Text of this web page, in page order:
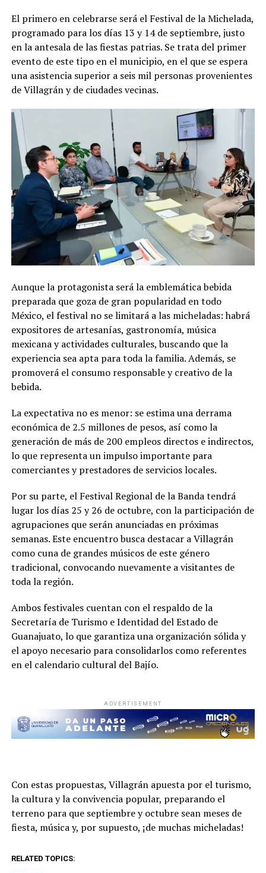
El primero en celebrarse será el Festival de la Michelada,
programado para los días 13 y 14 de septiembre, justo
en la antesala de las fiestas patrias. Se trata del primer
evento de este tipo en el municipio, en el que se espera
una asistencia superior a seis mil personas provenientes
de Villagrán y de ciudades vecinas.
Aunque la protagonista será la emblemática bebida
preparada que goza de gran popularidad en todo
México, el festival no se limitará a las micheladas: habrá
expositores de artesanías, gastronomía, música
mexicana y actividades culturales, buscando que la
experiencia sea apta para toda la familia. Además, se
promoverá el consumo responsable y creativo de la
bebida.
La expectativa no es menor: se estima una derrama
económica de 2.5 millones de pesos, así como la
generación de más de 200 empleos directos e indirectos,
lo que representa un impulso importante para
comerciantes y prestadores de servicios locales.
Por su parte, el Festival Regional de la Banda tendrá
lugar los días 25 y 26 de octubre, con la participación de
agrupaciones que serán anunciadas en próximas
semanas. Este encuentro busca destacar a Villagrán
como cuna de grandes músicos de este género
tradicional, convocando nuevamente a visitantes de
toda la región.
Ambos festivales cuentan con el respaldo de la
Secretaría de Turismo e Identidad del Estado de
Guanajuato, lo que garantiza una organización sólida y
el apoyo necesario para consolidarlos como referentes
en el calendario cultural del Bajío.
ADVERTISEMENT
Con estas propuestas, Villagrán apuesta por el turismo,
la cultura y la convivencia popular, preparando el
terreno para que septiembre y octubre sean meses de
fiesta, música y, por supuesto, ¡de muchas micheladas!
RELATED TOPICS: